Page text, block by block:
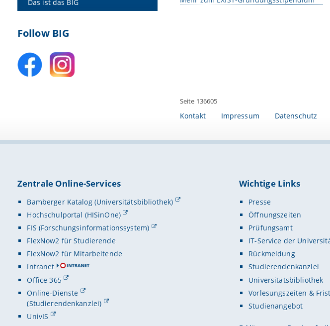
Das ist das BIG
Follow BIG
Seite 136605
Kontakt Impressum Datenschutz
Zentrale Online-Services
Bamberger Katalog (Universitätsbibliothek)
Hochschulportal (HISinOne)
FIS (Forschungsinformationssystem)
FlexNow2 für Studierende
FlexNow2 für Mitarbeitende
Intranet
Office 365
Online-Dienste
(Studierendenkanzlei)
UnivIS
Wichtige Links
Presse
Öffnungszeiten
Prüfungsamt
IT-Service der
Rückmeldung
Studierendenkanzlei
Universitätsbibliothek
Vorlesungszeiten &
Studienangebot